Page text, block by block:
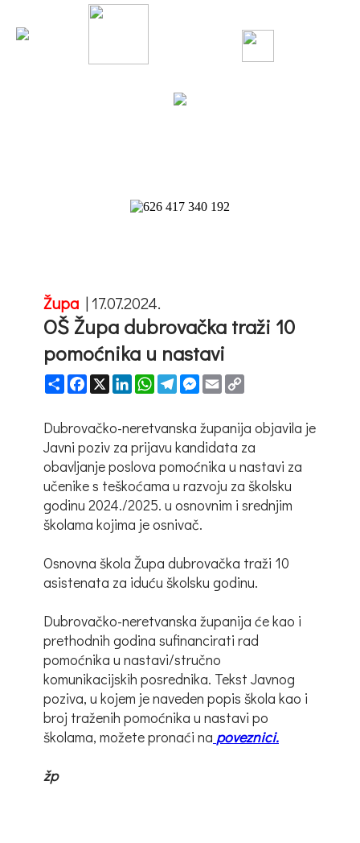
Župa | 17.07.2024.
OŠ Župa dubrovačka traži 10
pomoćnika u nastavi
ShareFacebook
X LinkedInWhatsApp
TelegramMessenger
Email
Dubrovačko-neretvanska županija objavila je
Javni poziv za prijavu kandidata za
obavljanje poslova pomoćnika u nastavi za
učenike s teškoćama u razvoju za školsku
godinu 2024./2025. u osnovnim i srednjim
školama kojima je osnivač.
Osnovna škola Župa dubrovačka traži 10
asistenata za iduću školsku godinu.
Dubrovačko-neretvanska županija će kao i
prethodnih godina sufinancirati rad
pomoćnika u nastavi/stručno
komunikacijskih posrednika. Tekst Javnog
poziva, u kojem je naveden popis škola kao i
broj traženih pomoćnika u nastavi po
školama, možete pronaći na poveznici.
žp